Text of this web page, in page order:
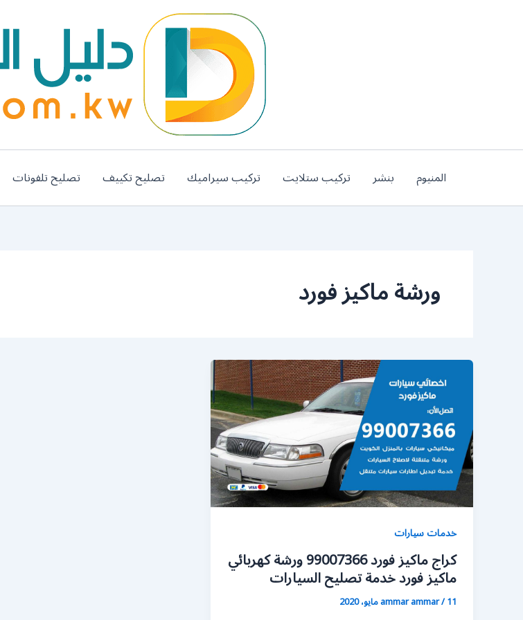
المنيوم بنشر تركيب ستلايت تركيب سيراميك تصليح تكييف تصليح تلفونات
ورشة ماكيز فورد
خدمات سيارات
كراج ماكيز فورد 99007366 ورشة كهربائي
ماكيز فورد خدمة تصليح السيارات
ammar ammar/11 مايو، 2020